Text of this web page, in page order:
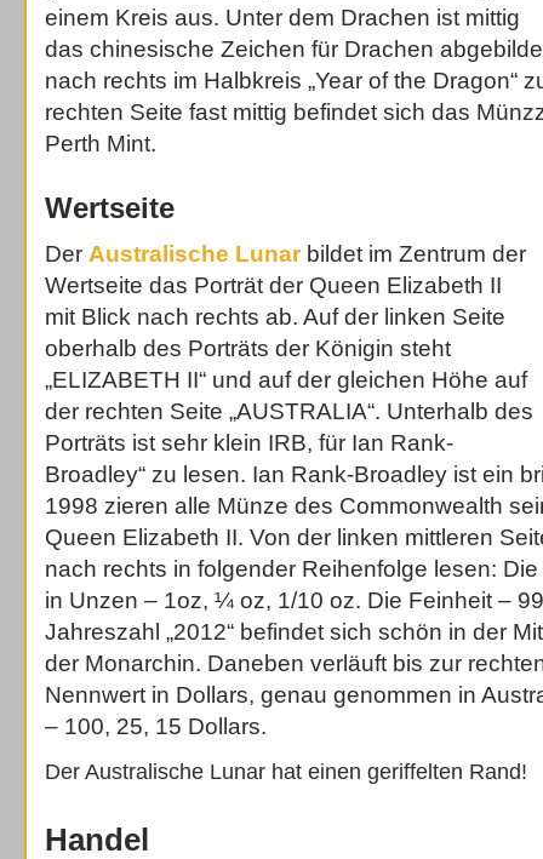
einem Kreis aus. Unter dem Drachen ist mittig
das chinesische Zeichen für Drachen
nach rechts im Halbkreis „Year of the Dragon“
rechten Seite fast mittig befindet sich das
Perth Mint.
Wertseite
Der Australische Lunarbildet im Zentrum der
Wertseite das Porträt der Queen Elizabeth II
mit Blick nach rechts ab. Auf der linken Seite
oberhalb des Porträts der Königin steht
„ELIZABETH II“ und auf der gleichen Höhe auf
der rechten Seite „AUSTRALIA“. Unterhalb des
Porträts ist sehr klein IRB, für Ian Rank-
Broadley“ zu lesen. Ian Rank-Broadley ist ein
1998 zieren alle Münze des Commonwealth
Queen Elizabeth II. Von der linken mittleren
nach rechts in folgender Reihenfolge lesen:
in Unzen – 1oz, ¼ oz, 1/10 oz. Die Feinheit –
Jahreszahl „2012“ befindet sich schön in der
der Monarchin. Daneben verläuft bis zur
Nennwert in Dollars, genau genommen in
– 100, 25, 15 Dollars.
Der Australische Lunar hat einen geriffelten Rand!
Handel